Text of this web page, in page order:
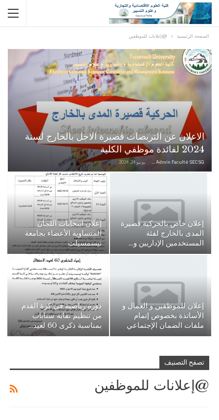
الصفحة الرئيسية @إعلانات للموظفين
الاعلان عن التربصات قصيرة الاجل بالخارج لسنة
2024 لفائدة موظفي الكلية
يونيو 24, 2024
إعلان خاص بالحركية قصيرة
المدى بالخارج لفئة
المستخدمين الإداريين و…
إعلان انتخابات اللجان
المتساوية الأعضاء بجامعة
تيسمسيلت
إعلان للموظفين و العمال و
الأساتذة بخصوص إتمام
ملفات الضمان الإجتماعي
دورة رياضية في كرة القدم
من تنظيم نقابة سناباب
بمناسبة ذكرى 60 لعيد…
تصفح التصنيف
@إعلانات للموظفين